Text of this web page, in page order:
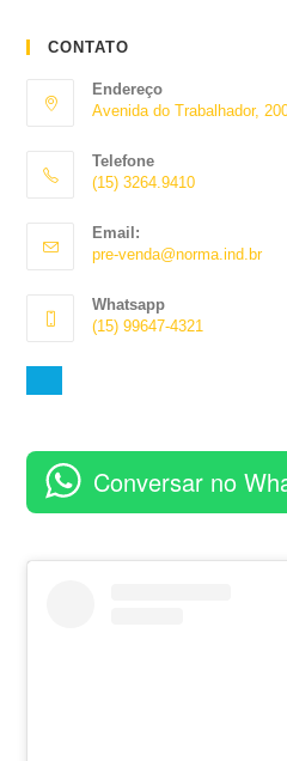
CONTATO
Endereço
Avenida do Trabalhador,
Telefone
(15) 3264.9410
em
seu
Email:
pre-venda@norma.ind.brAbre
Whatsapp
(15) 99647-4321
aplicativo
Conversar no